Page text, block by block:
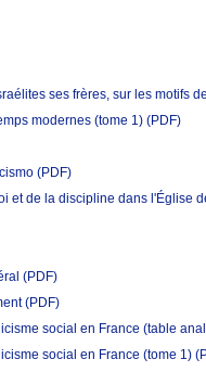
ses frères, sur les motifs
modernes (tome 1) (PDF)
(PDF)
et de la discipline dans l'Église
(PDF)
(PDF)
social en France (table
social en France (tome 1)